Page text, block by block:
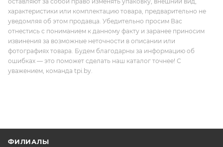
характеристики или комплектацию товара, предварительно не
уведомляя об этом продавца. Убедительно просим Вас
отнестись с пониманием к данному факту и заранее приносим
извинения за возможные неточности в описании или
фотографиях товара. Будем благодарны за информацию об
ошибках — это поможет сделать наш каталог точнее! С
уважением, команда tpi.by.
ФИЛИАЛЫ